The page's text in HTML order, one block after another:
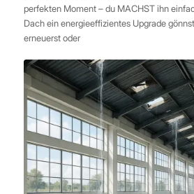
perfekten Moment – du MACHST ihn
Dach ein energieeffizientes Upgrade
erneuerst oder